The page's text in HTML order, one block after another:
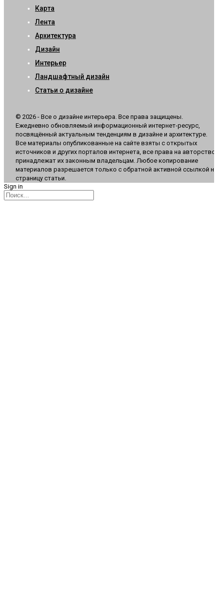
Карта
Лента
Архитектура
Дизайн
Интерьер
Ландшафтный дизайн
Статьи о дизайне
© 2026 - Все о дизайне интерьера. Все права защищены.
Ежедневно обновляемый информационный интернет-ресурс,
посвящённый актуальным тенденциям в дизайне и архитектуре.
Все материалы опубликованные на сайте взяты с открытых
источников и других порталов интернета, все права на авторство
принадлежат их законным владельцам. Любое копирование
материалов разрешается только с обратной активной ссылкой на
страницу статьи.
Sign in